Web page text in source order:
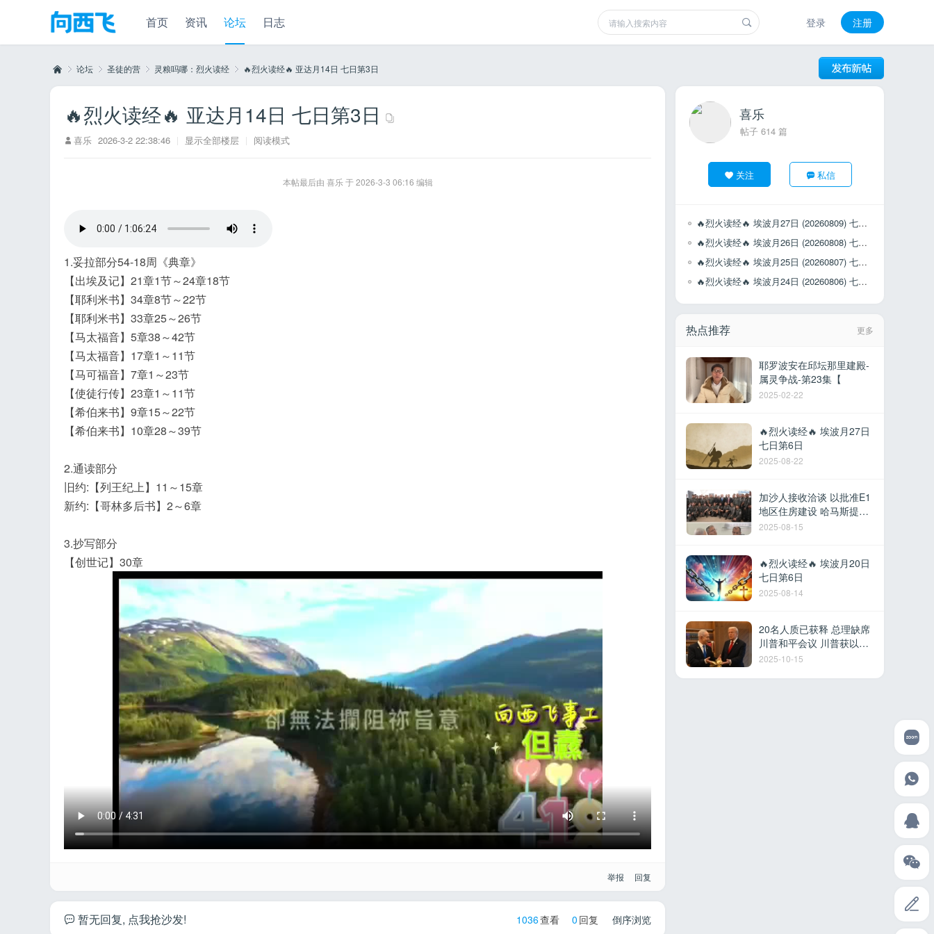
首页 资讯 论坛 日志 登录 注册
论坛
›
圣徒的营 灵粮吗哪：烈火读经 🔥烈火读经🔥 亚达月14日 七日第3日
🔥烈火读经🔥 亚达月14日 七日第3日
喜乐 2026-3-2 22:38:46 | 显示全部楼层 | 阅读模式
本帖最后由 喜乐 于 2026-3-3 06:16 编辑
1.妥拉部分54-18周《典章》
【出埃及记】21章1节～24章18节
【耶利米书】34章8节～22节
【耶利米书】33章25～26节
【马太福音】5章38～42节
【马太福音】17章1～11节
【马可福音】7章1～23节
【使徒行传】23章1～11节
【希伯来书】9章15～22节
【希伯来书】10章28～39节
2.通读部分
旧约:【列王纪上】11～15章
新约:【哥林多后书】2～6章
3.抄写部分
【创世记】30章
举报 回复
暂无回复, 点我抢沙发! 倒序浏览
1036查看 0 回复
喜乐
帖子 614 篇
关注 私信
🔥烈火读经🔥 埃波月27日 (20260809) 七日第2日 (周日)
🔥烈火读经🔥 埃波月26日 (20260808) 七日第1日 (周六)
🔥烈火读经🔥 埃波月25日 (20260807) 七日第7日 (周五)
🔥烈火读经🔥 埃波月24日 (20260806) 七日第6日 (周四)
热点推荐 更多
耶罗波安在邱坛那里建殿-
属灵争战-第23集【
2025-02-22
🔥烈火读经🔥 埃波月27日
七日第6日
2025-08-22
加沙人接收洽谈 以批准E1
地区住房建设 哈马斯提议
撤军换取停火 以军在黎建
2025-08-15
🔥烈火读经🔥 埃波月20日
七日第6日
2025-08-14
20名人质已获释 总理缺席
川普和平会议 川普获以色
列最高荣誉 多国参加沙姆
2025-10-15